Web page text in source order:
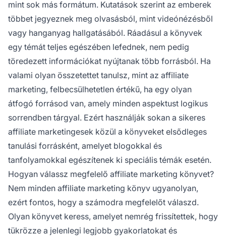
mint sok más formátum. Kutatások szerint az emberek
többet jegyeznek meg olvasásból, mint videónézésből
vagy hanganyag hallgatásából. Ráadásul a könyvek
egy témát teljes egészében lefednek, nem pedig
töredezett információkat nyújtanak több forrásból. Ha
valami olyan összetettet tanulsz, mint az affiliate
marketing, felbecsülhetetlen értékű, ha egy olyan
átfogó forrásod van, amely minden aspektust logikus
sorrendben tárgyal. Ezért használják sokan a sikeres
affiliate marketingesek közül a könyveket elsődleges
tanulási forrásként, amelyet blogokkal és
tanfolyamokkal egészítenek ki speciális témák esetén.
Hogyan válassz megfelelő affiliate marketing könyvet?
Nem minden affiliate marketing könyv ugyanolyan,
ezért fontos, hogy a számodra megfelelőt válaszd.
Olyan könyvet keress, amelyet nemrég frissítettek, hogy
tükrözze a jelenlegi legjobb gyakorlatokat és